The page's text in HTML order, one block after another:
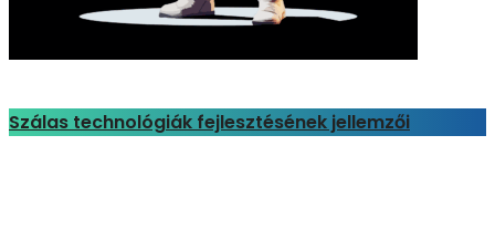
Szálas technológiák fejlesztésének jellemzői